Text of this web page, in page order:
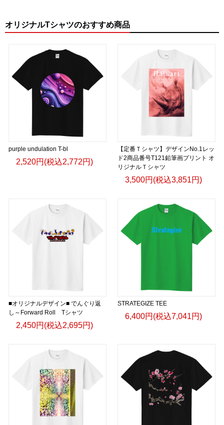
オリジナルTシャツのおすすめ商品
purple undulation T-bl
2,520円(税込2,772円)
【定番Ｔシャツ】デザインNo.1レッ
ド2商品番号T121鉛筆画プリント オ
リジナルＴシャツ
3,500円(税込3,851円)
■オリジナルデザイン■ でんぐり返
し～Forward Roll Tシャツ
2,450円(税込2,695円)
STRATEGIZE TEE
6,400円(税込7,041円)